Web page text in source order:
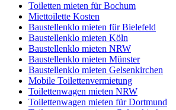
Toiletten mieten für Bochum
Miettoilette Kosten
Baustellenklo mieten für Bielefeld
Baustellenklo mieten Köln
Baustellenklo mieten NRW
Baustellenklo mieten Münster
Baustellenklo mieten Gelsenkirchen
Mobile Toilettenvermietung
Toilettenwagen mieten NRW
Toilettenwagen mieten für Dortmund